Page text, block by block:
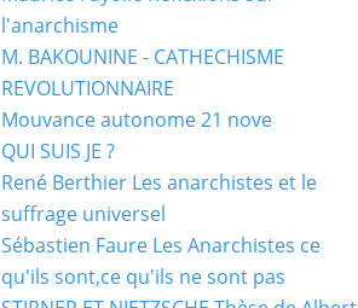
l'anarchisme
M. BAKOUNINE - CATHECHISME
REVOLUTIONNAIRE
Mouvance autonome 21 nove
QUI SUIS JE ?
René Berthier Les anarchistes et le
suffrage universel
Sébastien Faure Les Anarchistes ce
qu'ils sont,ce qu'ils ne sont pas